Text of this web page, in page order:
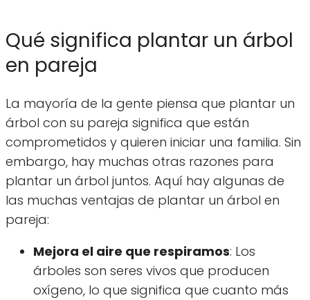
Qué significa plantar un árbol
en pareja
La mayoría de la gente piensa que plantar un
árbol con su pareja significa que están
comprometidos y quieren iniciar una familia. Sin
embargo, hay muchas otras razones para
plantar un árbol juntos. Aquí hay algunas de
las muchas ventajas de plantar un árbol en
pareja:
Mejora el aire que respiramos: Los
árboles son seres vivos que producen
oxígeno, lo que significa que cuanto más